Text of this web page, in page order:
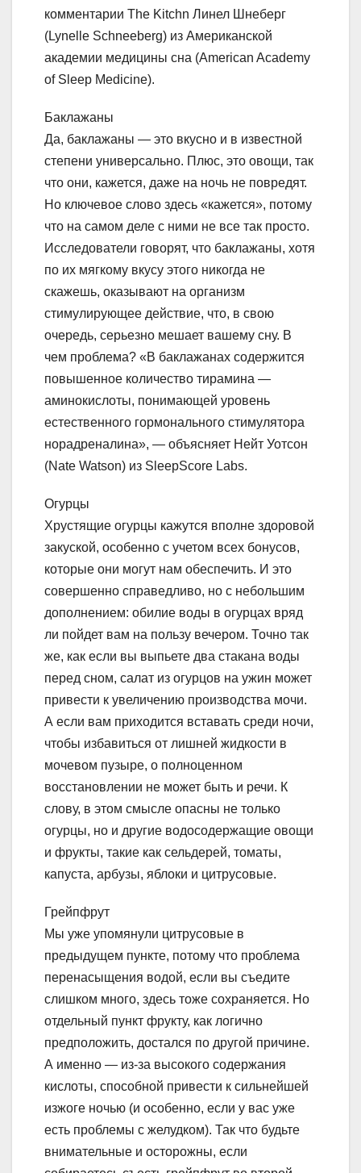
комментарии The Kitchn Линел Шнеберг
(Lynelle Schneeberg) из Американской
академии медицины сна (American Academy
of Sleep Medicine).
Баклажаны
Да, баклажаны — это вкусно и в известной
степени универсально. Плюс, это овощи, так
что они, кажется, даже на ночь не повредят.
Но ключевое слово здесь «кажется», потому
что на самом деле с ними не все так просто.
Исследователи говорят, что баклажаны, хотя
по их мягкому вкусу этого никогда не
скажешь, оказывают на организм
стимулирующее действие, что, в свою
очередь, серьезно мешает вашему сну. В
чем проблема? «В баклажанах содержится
повышенное количество тирамина —
аминокислоты, понимающей уровень
естественного гормонального стимулятора
норадреналина», — объясняет Нейт Уотсон
(Nate Watson) из SleepScore Labs.
Огурцы
Хрустящие огурцы кажутся вполне здоровой
закуской, особенно с учетом всех бонусов,
которые они могут нам обеспечить. И это
совершенно справедливо, но с небольшим
дополнением: обилие воды в огурцах вряд
ли пойдет вам на пользу вечером. Точно так
же, как если вы выпьете два стакана воды
перед сном, салат из огурцов на ужин может
привести к увеличению производства мочи.
А если вам приходится вставать среди ночи,
чтобы избавиться от лишней жидкости в
мочевом пузыре, о полноценном
восстановлении не может быть и речи. К
слову, в этом смысле опасны не только
огурцы, но и другие водосодержащие овощи
и фрукты, такие как сельдерей, томаты,
капуста, арбузы, яблоки и цитрусовые.
Грейпфрут
Мы уже упомянули цитрусовые в
предыдущем пункте, потому что проблема
перенасыщения водой, если вы съедите
слишком много, здесь тоже сохраняется. Но
отдельный пункт фрукту, как логично
предположить, достался по другой причине.
А именно — из-за высокого содержания
кислоты, способной привести к сильнейшей
изжоге ночью (и особенно, если у вас уже
есть проблемы с желудком). Так что будьте
внимательные и осторожны, если